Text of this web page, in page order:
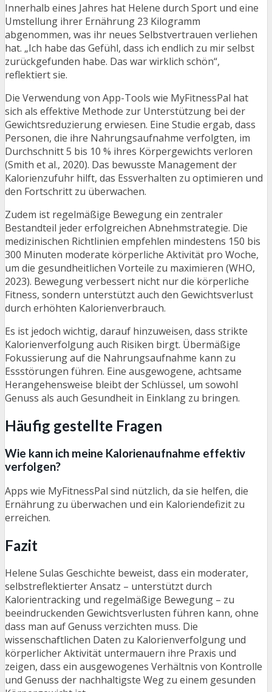
Innerhalb eines Jahres hat Helene durch Sport und eine
Umstellung ihrer Ernährung 23 Kilogramm
abgenommen, was ihr neues Selbstvertrauen verliehen
hat. „Ich habe das Gefühl, dass ich endlich zu mir selbst
zurückgefunden habe. Das war wirklich schön“,
reflektiert sie.
Die Verwendung von App-Tools wie MyFitnessPal hat
sich als effektive Methode zur Unterstützung bei der
Gewichtsreduzierung erwiesen. Eine Studie ergab, dass
Personen, die ihre Nahrungsaufnahme verfolgten, im
Durchschnitt 5 bis 10 % ihres Körpergewichts verloren
(Smith et al., 2020). Das bewusste Management der
Kalorienzufuhr hilft, das Essverhalten zu optimieren und
den Fortschritt zu überwachen.
Zudem ist regelmäßige Bewegung ein zentraler
Bestandteil jeder erfolgreichen Abnehmstrategie. Die
medizinischen Richtlinien empfehlen mindestens 150 bis
300 Minuten moderate körperliche Aktivität pro Woche,
um die gesundheitlichen Vorteile zu maximieren (WHO,
2023). Bewegung verbessert nicht nur die körperliche
Fitness, sondern unterstützt auch den Gewichtsverlust
durch erhöhten Kalorienverbrauch.
Es ist jedoch wichtig, darauf hinzuweisen, dass strikte
Kalorienverfolgung auch Risiken birgt. Übermäßige
Fokussierung auf die Nahrungsaufnahme kann zu
Essstörungen führen. Eine ausgewogene, achtsame
Herangehensweise bleibt der Schlüssel, um sowohl
Genuss als auch Gesundheit in Einklang zu bringen.
Häufig gestellte Fragen
Wie kann ich meine Kalorienaufnahme effektiv
verfolgen?
Apps wie MyFitnessPal sind nützlich, da sie helfen, die
Ernährung zu überwachen und ein Kaloriendefizit zu
erreichen.
Fazit
Helene Sulas Geschichte beweist, dass ein moderater,
selbstreflektierter Ansatz – unterstützt durch
Kalorientracking und regelmäßige Bewegung – zu
beeindruckenden Gewichtsverlusten führen kann, ohne
dass man auf Genuss verzichten muss. Die
wissenschaftlichen Daten zu Kalorienverfolgung und
körperlicher Aktivität untermauern ihre Praxis und
zeigen, dass ein ausgewogenes Verhältnis von Kontrolle
und Genuss der nachhaltigste Weg zu einem gesunden